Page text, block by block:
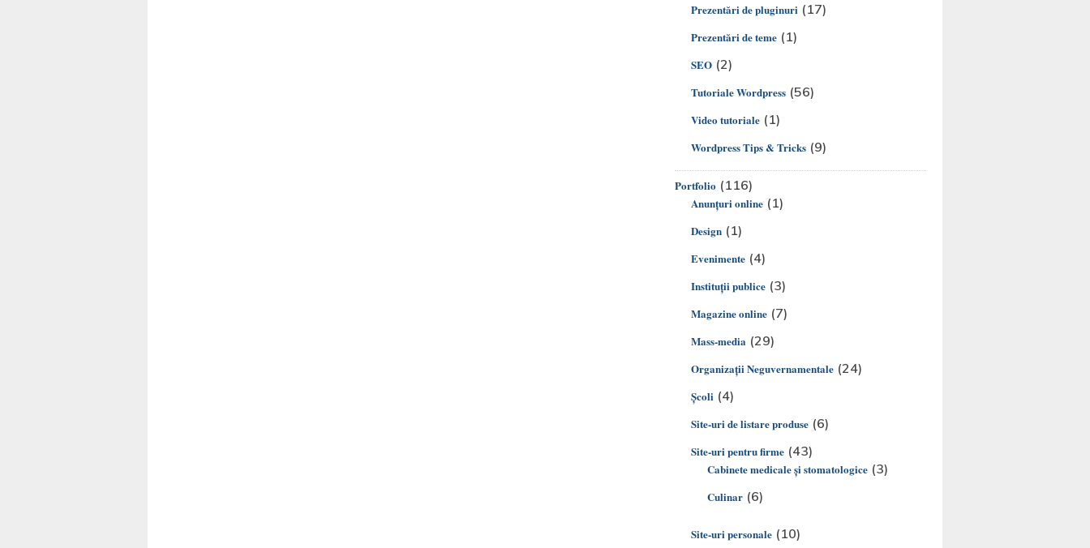
Prezentări de pluginuri (17)
Prezentări de teme (1)
SEO (2)
Tutoriale Wordpress (56)
Video tutoriale (1)
Wordpress Tips & Tricks (9)
Portfolio (116)
Anunțuri online (1)
Design (1)
Evenimente (4)
Instituții publice (3)
Magazine online (7)
Mass-media (29)
Organizaţii Neguvernamentale (24)
Şcoli (4)
Site-uri de listare produse (6)
Site-uri pentru firme (43)
Cabinete medicale și stomatologice (3)
Culinar (6)
Site-uri personale (10)